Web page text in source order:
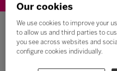
Our cookies
We use cookies to improve your
to allow us and third parties to
you see across websites and
configure cookies individually.